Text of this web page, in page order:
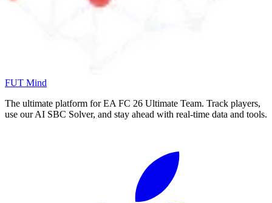
FUT Mind
The ultimate platform for EA FC 26 Ultimate Team. Track players,
use our AI SBC Solver, and stay ahead with real-time data and tools.